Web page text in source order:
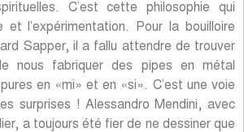
C’est cette philosophie qui
et l’expérimentation. Pour la bouilloire
Sapper, il a fallu attendre de trouver
nous fabriquer des pipes en métal
en «mi» et en «si». C’est une voie
surprises ! Alessandro Mendini, avec
a toujours été fier de ne dessiner que